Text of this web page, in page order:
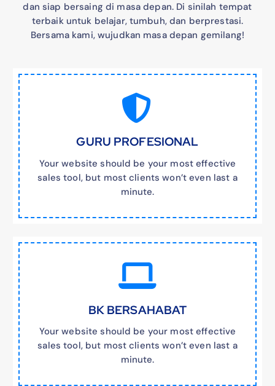
dan siap bersaing di masa depan. Di sinilah tempat
terbaik untuk belajar, tumbuh, dan berprestasi.
Bersama kami, wujudkan masa depan gemilang!
GURU PROFESIONAL
Your website should be your most effective
sales tool, but most clients won’t even last a
minute.
BK BERSAHABAT
Your website should be your most effective
sales tool, but most clients won’t even last a
minute.